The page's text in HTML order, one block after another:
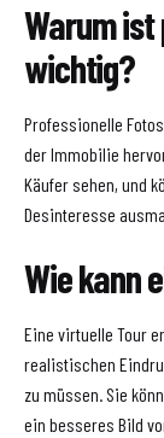
Warum
wichtig?
Professionelle
der Immobilie
Käufer sehen, und
Desinteresse
Wie kann
Eine virtuelle Tour
realistischen
zu müssen. Sie
ein besseres Bild